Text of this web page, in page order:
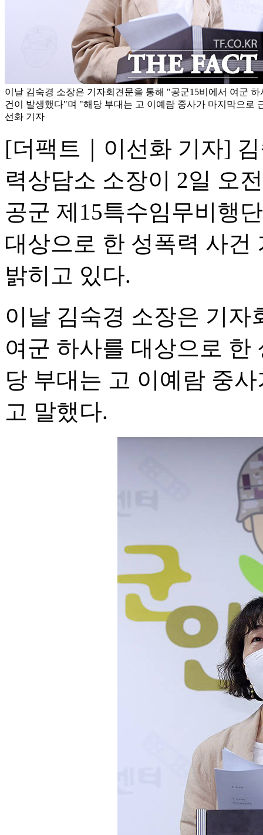
이날 김숙경 소장은 기자회견문을 통해 "공군15비에서 여군
건이 발생했다"며 "해당 부대는 고 이예람 중사가 마지막으로
선화 기자
[더팩트｜이선화 기자]
력상담소 소장이 2일 오
공군 제15특수임무비행
대상으로 한 성폭력 사건
밝히고 있다.
이날 김숙경 소장은 기자
여군 하사를 대상으로
당 부대는 고 이예람 중
고 말했다.